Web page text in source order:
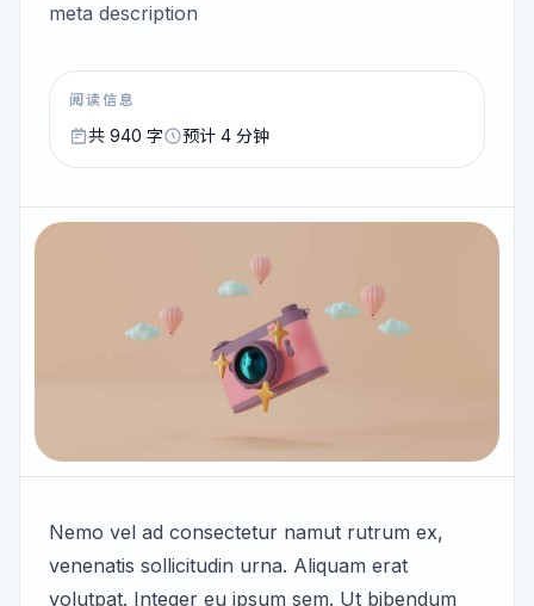
meta description
阅读信息
共 940 字 预计 4 分钟
Nemo vel ad consectetur namut rutrum ex,
venenatis sollicitudin urna. Aliquam erat
volutpat. Integer eu ipsum sem. Ut bibendum